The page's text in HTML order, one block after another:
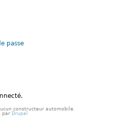
passe
constructeur automobile.
par Drupal